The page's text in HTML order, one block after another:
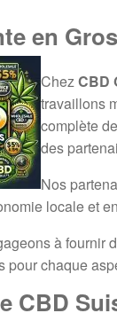
en
ChezCBD
travaillons
complète
des
Nos
locale et
à fournir
pour chaque
CBD